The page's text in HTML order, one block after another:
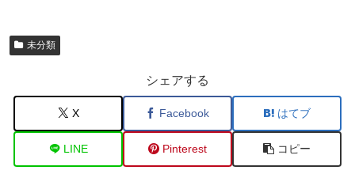
未分類
シェアする
X Facebook はてブ
LINE Pinterest コピー